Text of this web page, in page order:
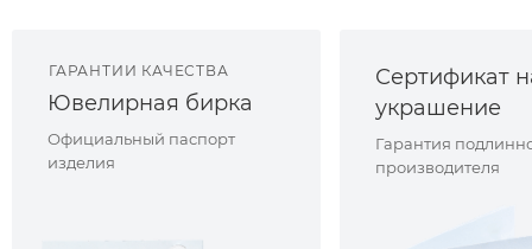
ГАРАНТИИ КАЧЕСТВА
Ювелирная бирка
Официальный паспорт
изделия
Сертификат
украшение
Гарантия
производителя